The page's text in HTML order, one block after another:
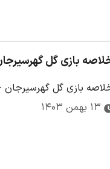
بازی گل گهرسیرجان 2 - نساجی
بازی گل گهرسیرجان - نساجی
۱۳ بهمن ۱۴۰۳